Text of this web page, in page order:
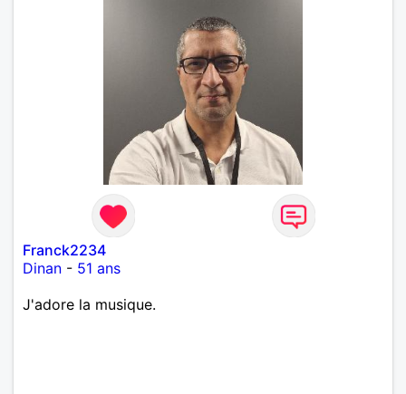
Franck2234
Dinan - 51 ans
J'adore la musique.